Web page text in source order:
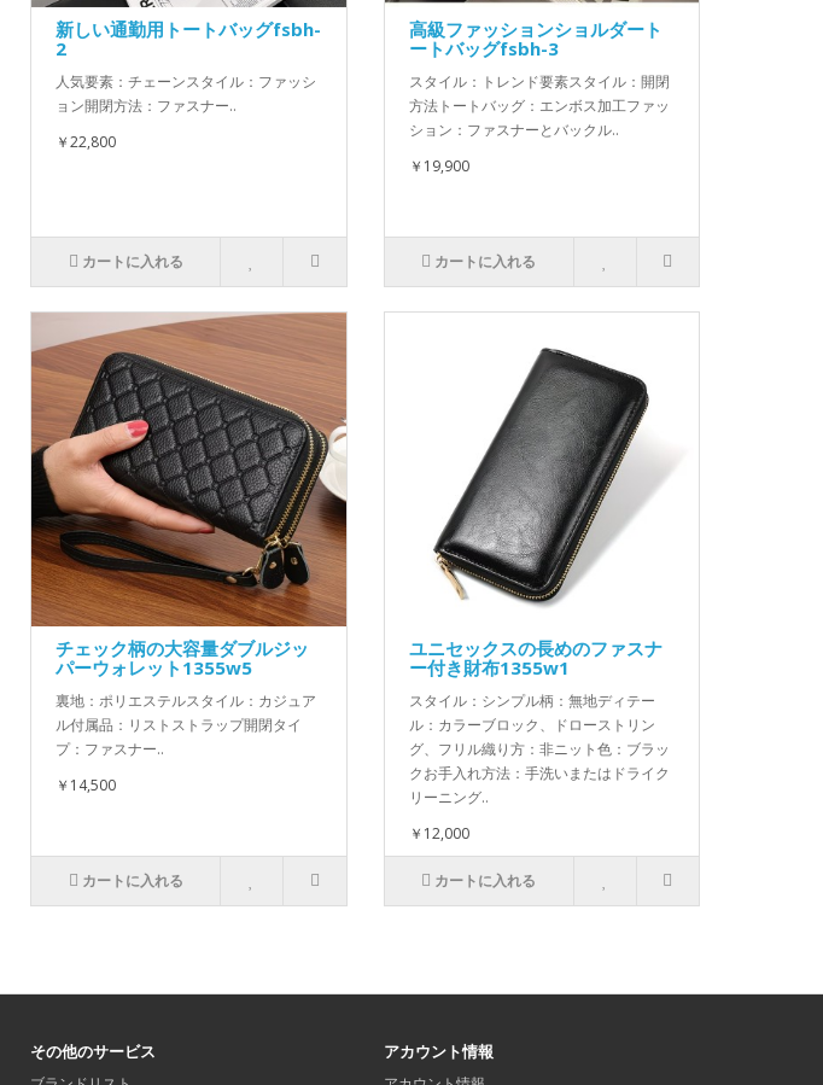
新しい通勤用トートバッグfsbh-
2
人気要素：チェーンスタイル：ファッシ
ョン開閉方法：ファスナー..
￥22,800
カートに入れる
高級ファッションショルダート
ートバッグfsbh-3
スタイル：トレンド要素スタイル：開閉
方法トートバッグ：エンボス加工ファッ
ション：ファスナーとバックル..
￥19,900
カートに入れる
チェック柄の大容量ダブルジッ
パーウォレット1355w5
裏地：ポリエステルスタイル：カジュア
ル付属品：リストストラップ開閉タイ
プ：ファスナー..
￥14,500
カートに入れる
ユニセックスの長めのファスナ
ー付き財布1355w1
スタイル：シンプル柄：無地ディテー
ル：カラーブロック、ドローストリン
グ、フリル織り方：非ニット色：ブラッ
クお手入れ方法：手洗いまたはドライク
リーニング..
￥12,000
カートに入れる
その他のサービス アカウント情報